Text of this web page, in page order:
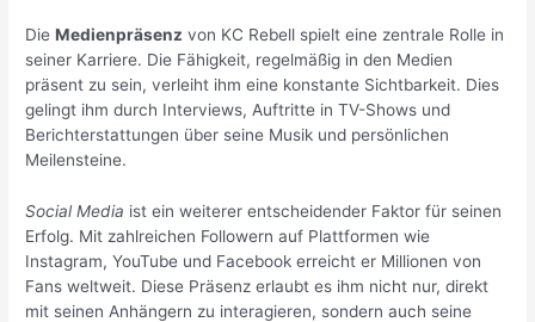
DieMedienpräsenz von KC Rebell spielt eine zentrale Rolle in
seiner Karriere. Die Fähigkeit, regelmäßig in den Medien
präsent zu sein, verleiht ihm eine konstante Sichtbarkeit. Dies
gelingt ihm durch Interviews, Auftritte in TV-Shows und
Berichterstattungen über seine Musik und persönlichen
Meilensteine.
Social Media ist ein weiterer entscheidender Faktor für seinen
Erfolg. Mit zahlreichen Followern auf Plattformen wie
Instagram, YouTube und Facebook erreicht er Millionen von
Fans weltweit. Diese Präsenz erlaubt es ihm nicht nur, direkt
mit seinen Anhängern zu interagieren, sondern auch seine